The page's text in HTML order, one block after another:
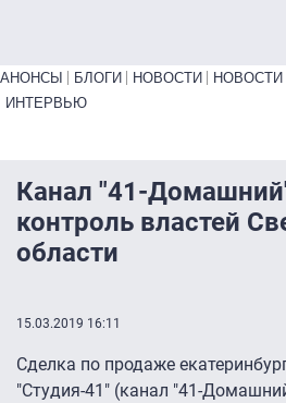
Primary links bottom
АНОНСЫ БЛОГИ НОВОСТИ
ИНТЕРВЬЮ
Канал "41-
контроль властей
области
15.03.2019 16:11
Сделка по продаже
"Студия-41" (канал "41-